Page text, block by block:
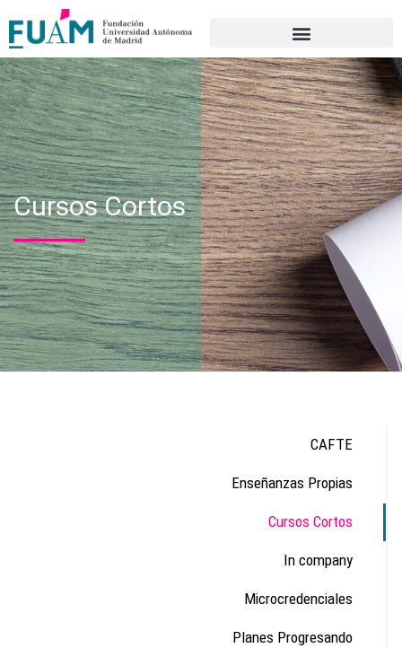
Cursos Cortos
CAFTE
Enseñanzas Propias
Cursos Cortos
In company
Microcredenciales
Planes Progresando